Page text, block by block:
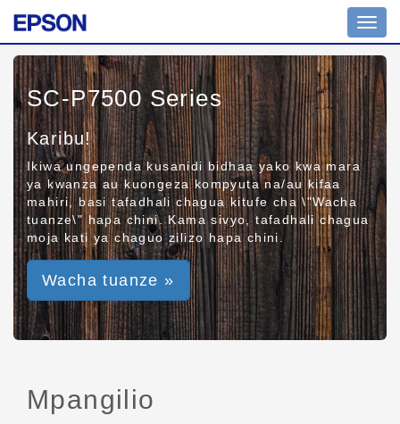
SC-P7500 Series
Karibu!
Ikiwa ungependa kusanidi bidhaa yako kwa mara
ya kwanza au kuongeza kompyuta na/au kifaa
mahiri, basi tafadhali chagua kitufe cha \"Wacha
tuanze\" hapa chini. Kama sivyo, tafadhali chagua
moja kati ya chaguo zilizo hapa chini.
Wacha tuanze »
Mpangilio